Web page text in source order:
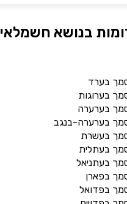
בנושא חשמלאי
בערד
בערוגות
בערערה
בערערה-בנגב
בעשרת
בעתלית
בעתניאל
בפארן
בפדואל